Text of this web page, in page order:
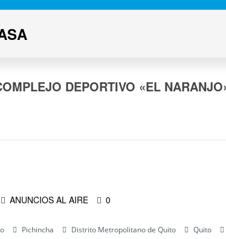
DEPORTIVO «EL
ANUNCIOS AL AIRE 0
Pichincha Distrito Metropolitano de Quito Quito